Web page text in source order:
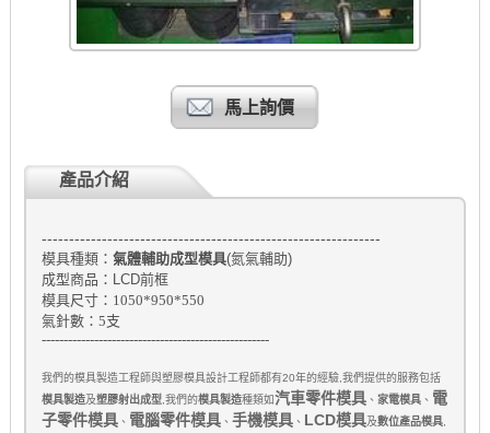
馬上詢價
產品介紹
--------------------------------------------------------------
模具種類： 氣體輔助成型模具(氮氣輔助)
成型商品：LCD前框
模具尺寸： 1050*950*550
氣針數：5支
----------------------------------------------------
我們的模具製造工程師與塑膠模具設計工程師都有20年的經驗, 我們提供的服務包括
模具製造及塑膠射出成型, 我們的模具製造種類如汽車零件模具、 家電模具、 電
子零件模具、 電腦零件模具、 手機模具、 LCD模具及數位產品模具,